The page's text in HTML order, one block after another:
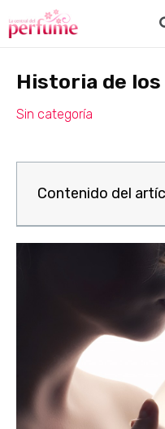
Historia de
Sin categoría
Contenido del